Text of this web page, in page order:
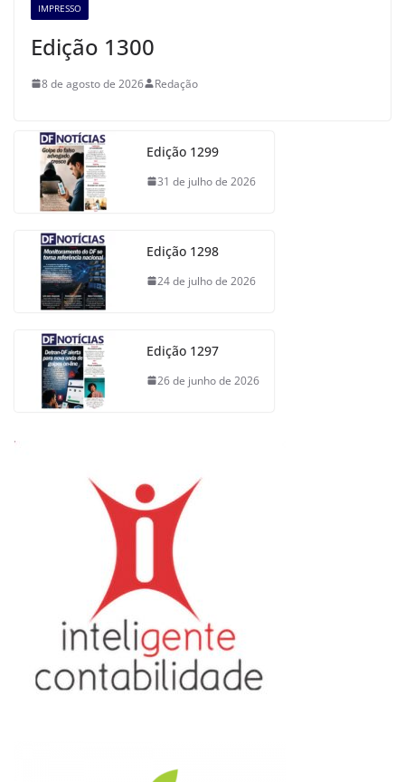
IMPRESSO
Edição 1300
8 de agosto de 2026 Redação
Edição 1299
31 de julho de 2026
Edição 1298
24 de julho de 2026
Edição 1297
26 de junho de 2026